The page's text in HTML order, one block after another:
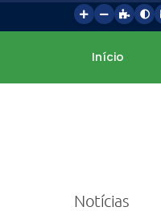
Início
Notícias